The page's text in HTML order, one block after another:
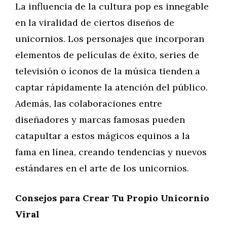
La influencia de la cultura pop es innegable
en la viralidad de ciertos diseños de
unicornios. Los personajes que incorporan
elementos de películas de éxito, series de
televisión o íconos de la música tienden a
captar rápidamente la atención del público.
Además, las colaboraciones entre
diseñadores y marcas famosas pueden
catapultar a estos mágicos equinos a la
fama en línea, creando tendencias y nuevos
estándares en el arte de los unicornios.
Consejos para Crear Tu Propio Unicornio
Viral